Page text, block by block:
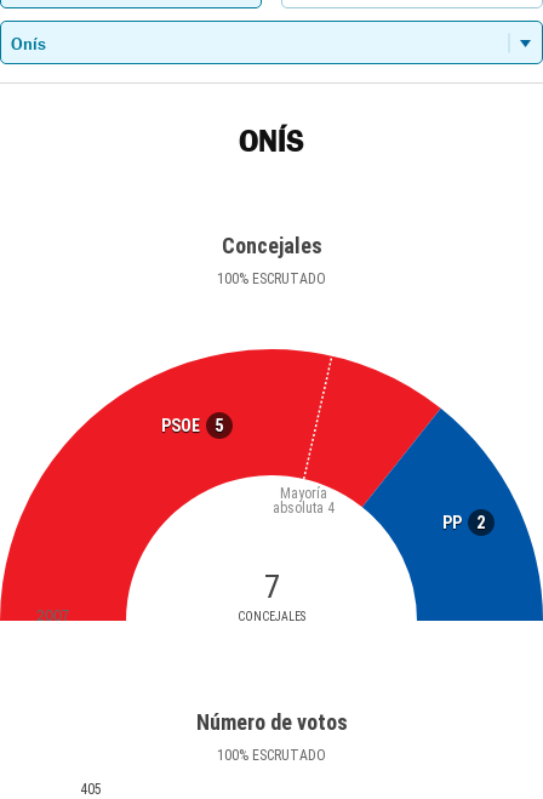
ONÍS
Concejales
100% ESCRUTADO
PSOE 5
PP 2
7
CONCEJALES
Mayoría
absoluta 4
2007
Número de votos
100% ESCRUTADO
405